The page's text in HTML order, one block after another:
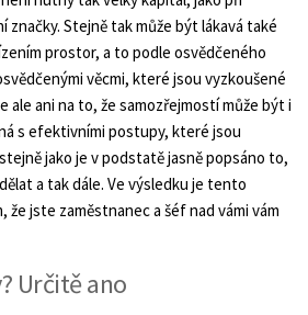
značky. Stejně tak může být lákavá také
prostor, a to podle osvědčeného
věcmi, které jsou vyzkoušené
ale ani na to, že samozřejmostí může být i
s efektivními postupy, které jsou
jako je v podstatě jasně popsáno to,
a tak dále. Ve výsledku je tento
jste zaměstnanec a šéf nad vámi vám
Určitě ano